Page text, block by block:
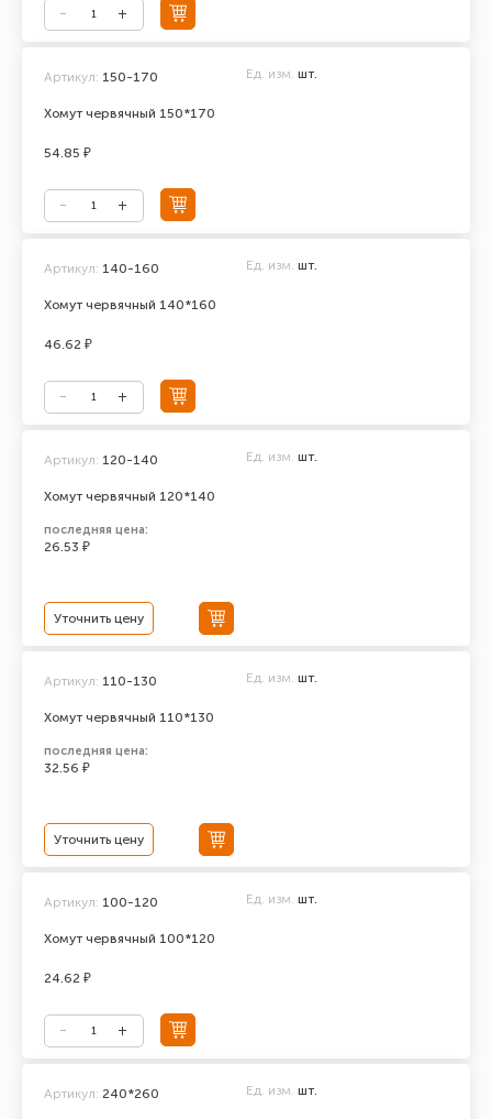
Хомут червячный 150*170
Артикул: 150-170 Ед. изм. шт.
54.85 ₽
Хомут червячный 140*160
Артикул: 140-160 Ед. изм. шт.
46.62 ₽
Хомут червячный 120*140
Артикул: 120-140 Ед. изм. шт.
последняя цена:
26.53 ₽
Уточнить цену
Хомут червячный 110*130
Артикул: 110-130 Ед. изм. шт.
последняя цена:
32.56 ₽
Уточнить цену
Хомут червячный 100*120
Артикул: 100-120 Ед. изм. шт.
24.62 ₽
Артикул: 240*260 Ед. изм. шт.